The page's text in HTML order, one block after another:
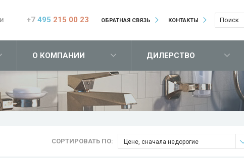
+7 495 215 00 23 ОБРАТНАЯ СВЯЗЬ КОНТАКТЫ
О КОМПАНИИ ДИЛЕРСТВО
СОРТИРОВАТЬ ПО: Цене, сначала недорогие